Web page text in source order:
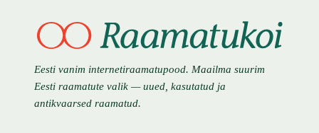
Eesti vanim internetiraamatupood. Maailma suurim
Eesti raamatute valik — uued, kasutatud ja
antikvaarsed raamatud.